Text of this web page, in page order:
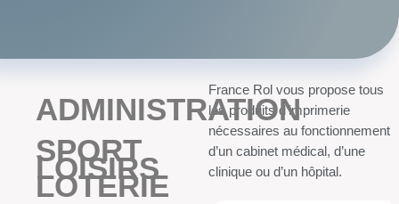
ADMINISTRATION
SPORT
LOISIRS
LOTERIE
France Rol vous propose tous
les produits d’imprimerie
nécessaires au fonctionnement
d’un cabinet médical, d’une
clinique ou d’un hôpital.